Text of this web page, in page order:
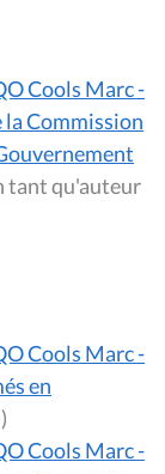
Cools Marc -
la Commission
qu'auteur
Cools Marc -
en
(en tant qu'auteur )
Cools Marc -